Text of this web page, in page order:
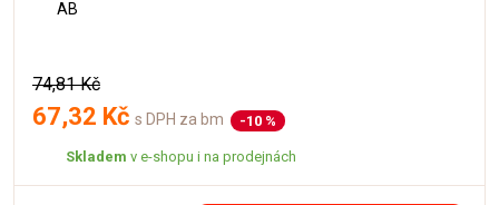
AB
74,81 Kč
67,32 Kč s DPH za bm -10 %
Skladem v e-shopu i na prodejnách